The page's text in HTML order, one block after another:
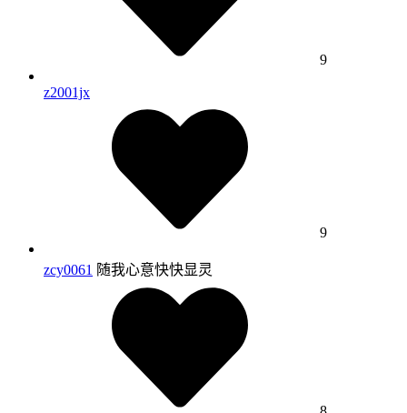
9
z2001jx
9
zcy0061 随我心意快快显灵